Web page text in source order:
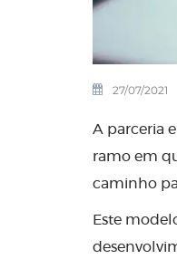
27/07/2021
A parceria
ramo em
caminho
Este